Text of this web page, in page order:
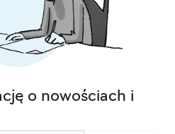
o nowościach i